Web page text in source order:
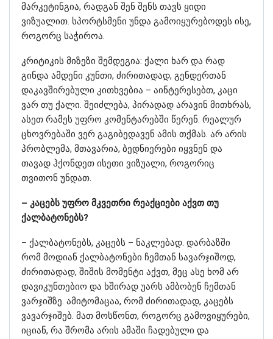
მარკეტინგია, რადგან შენ შენს თავს ყიდი
ვიზუალით. სპორტსმენი უნდა გამოიყურებოდეს ისე,
როგორც საჭიროა.
კრიტიკის მიზეზი შემდეგია: ქალი ხარ და რად
გინდა ამდენი კუნთი, ძირითადად, გენდერთან
დაკავშირებული კითხვებია – აინტერესებთ, კაცი
ვარ თუ ქალი. შეიძლება, პირადად არავინ მითხრას,
ასეთ რამეს უფრო კომენტარებში წერენ. რეალურ
ცხოვრებაში ვერ გაგიბედავენ ამის თქმას. არ არის
პრობლემა, მთავარია, ბედნიერები იყვნენ და
თავად ჰქონდეთ ისეთი ვიზუალი, როგორიც
თვითონ უნდათ.
– კაცებს უფრო მკვეთრი რეაქციები აქვთ თუ
ქალბატონებს?
– ქალბატონებს, კაცებს – ნაკლებად. დარბაზში
რომ მოდიან ქალბატონები ჩემთან სავარჯიშოდ,
ძირითადად, შიშის მომენტი აქვთ, მეც ასე ხომ არ
დავიკუნთებიო და ხშირად უარს ამბობენ ჩემთან
ვარჯიშზე. ამიტომაცაა, რომ ძირითადად, კაცებს
ვავარჯიშებ. მათ მოსწონთ, როგორც გამოვიყურები,
იციან, რა შრომა არის ამაში ჩადებული და